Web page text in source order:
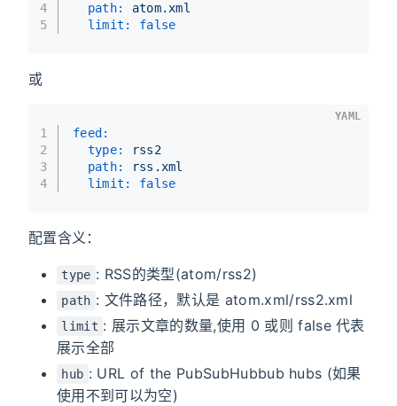
4
5
path:
atom.xml
limit:
false
或
1
2
3
4
feed:
type:
rss2
path:
rss.xml
limit:
false
YAML
配置含义：
type : RSS的类型(atom/rss2)
path : 文件路径，默认是 atom.xml/rss2.xml
limit : 展示文章的数量,使用 0 或则 false 代表
展示全部
hub : URL of the PubSubHubbub hubs (如果
使用不到可以为空)